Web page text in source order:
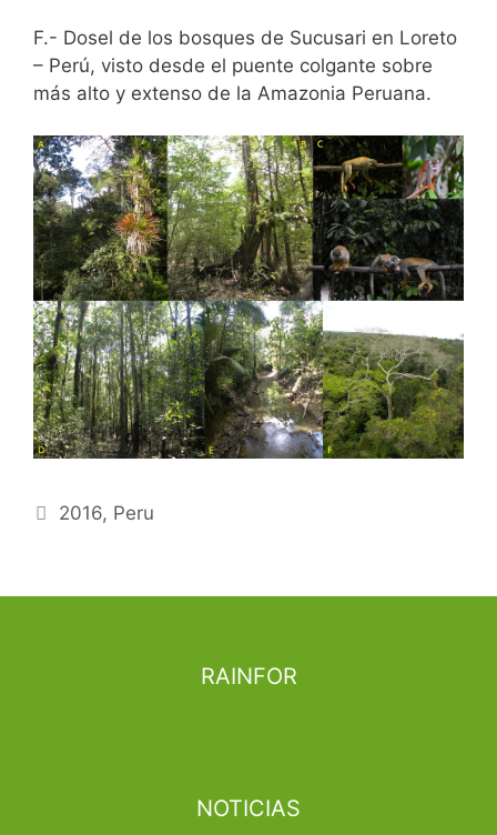
F.- Dosel de los bosques de Sucusari en Loreto
– Perú, visto desde el puente colgante sobre
más alto y extenso de la Amazonia Peruana.
Etiquetas
2016, Peru
RAINFOR
NOTICIAS